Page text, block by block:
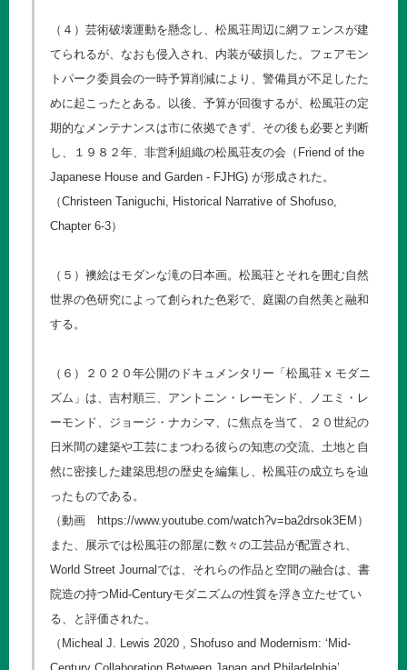
（４）芸術破壊運動を懸念し、松風荘周辺に網フェンスが建
てられるが、なおも侵入され、内装が破損した。フェアモン
トパーク委員会の一時予算削減により、警備員が不足したた
めに起こったとある。以後、予算が回復するが、松風荘の定
期的なメンテナンスは市に依拠できず、その後も必要と判断
し、１９８２年、非営利組織の松風荘友の会（Friend of the
Japanese House and Garden - FJHG) が形成された。
（Christeen Taniguchi, Historical Narrative of Shofuso,
Chapter 6-3）
（５）襖絵はモダンな滝の日本画。松風荘とそれを囲む自然
世界の色研究によって創られた色彩で、庭園の自然美と融和
する。
（６）２０２０年公開のドキュメンタリー「松風荘 x モダニ
ズム」は、吉村順三、アントニン・レーモンド、ノエミ・レ
ーモンド、ジョージ・ナカシマ、に焦点を当て、２０世紀の
日米間の建築や工芸にまつわる彼らの知恵の交流、土地と自
然に密接した建築思想の歴史を編集し、松風荘の成立ちを辿
ったものである。
（動画 https://www.youtube.com/watch?v=ba2drsok3EM ）
また、展示では松風荘の部屋に数々の工芸品が配置され、
World Street Journalでは、それらの作品と空間の融合は、書
院造の持つMid-Centuryモダニズムの性質を浮き立たせてい
る、と評価された。
（Micheal J. Lewis 2020 , Shofuso and Modernism: ‘Mid-